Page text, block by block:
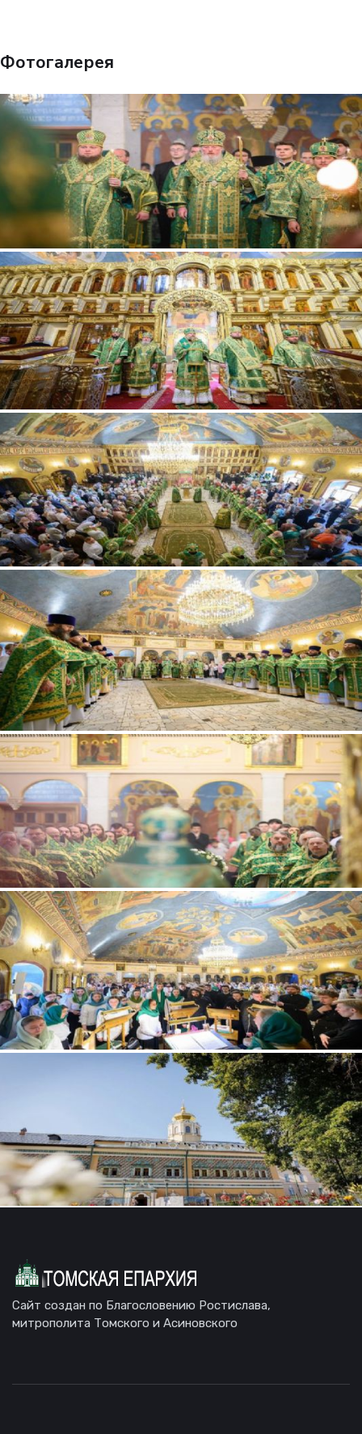
Фотогалерея
Сайт создан по Благословению Ростислава,
митрополита Томского и Асиновского